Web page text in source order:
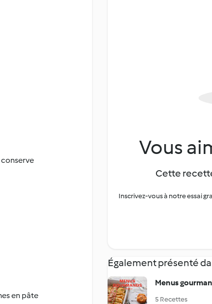
en pâte
Vous
Cette
Inscrivez-vous à notre essai
Également présenté
Menus
5 Recettes